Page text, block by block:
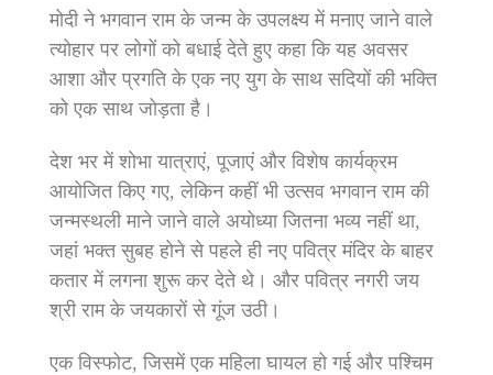
मोदी ने भगवान राम के जन्म के उपलक्ष्य में मनाए जाने वाले
त्योहार पर लोगों को बधाई देते हुए कहा कि यह अवसर
आशा और प्रगति के एक नए युग के साथ सदियों की भक्ति
को एक साथ जोड़ता है।
देश भर में शोभा यात्राएं, पूजाएं और विशेष कार्यक्रम
आयोजित किए गए, लेकिन कहीं भी उत्सव भगवान राम की
जन्मस्थली माने जाने वाले अयोध्या जितना भव्य नहीं था,
जहां भक्त सुबह होने से पहले ही नए पवित्र मंदिर के बाहर
कतार में लगना शुरू कर देते थे। और पवित्र नगरी जय
श्री राम के जयकारों से गूंज उठी।
एक विस्फोट, जिसमें एक महिला घायल हो गई और पश्चिम